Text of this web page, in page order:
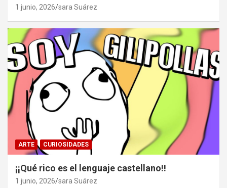
1 junio, 2026 sara Suárez
ARTE CURIOSIDADES
¡¡Qué rico es el lenguaje castellano!!
1 junio, 2026 sara Suárez